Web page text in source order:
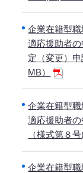
企業在籍型
適応援助者
定（変更）
MB）
企業在籍型
適応援助者
（様式第８
企業在籍型